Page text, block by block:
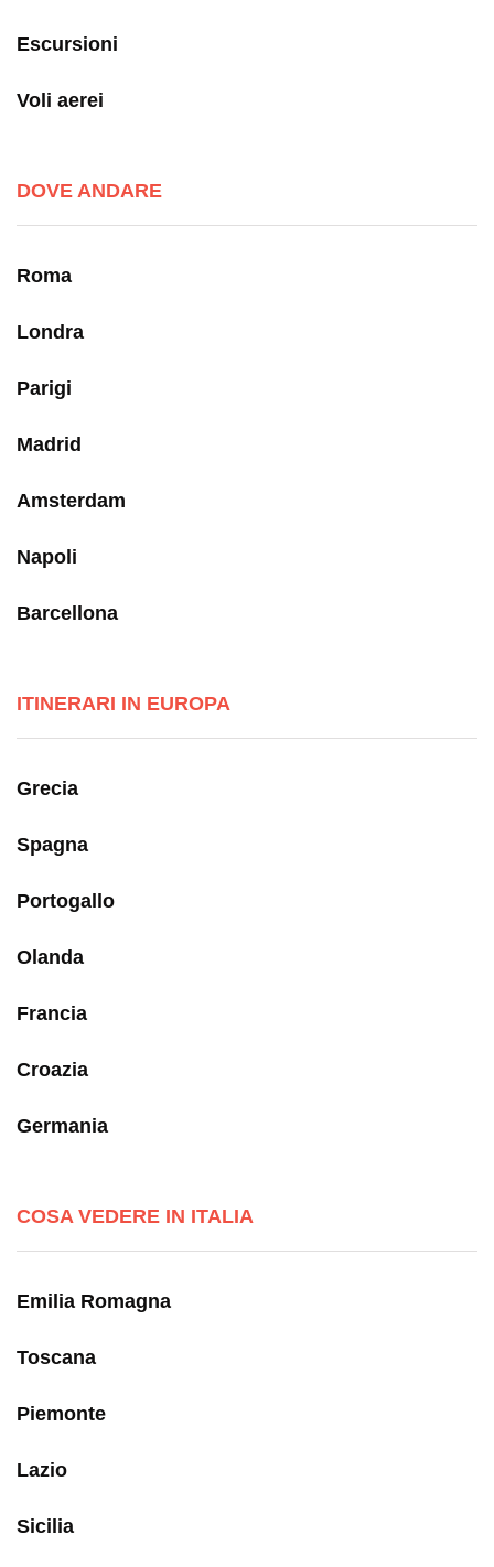
Escursioni
Voli aerei
DOVE ANDARE
Roma
Londra
Parigi
Madrid
Amsterdam
Napoli
Barcellona
ITINERARI IN EUROPA
Grecia
Spagna
Portogallo
Olanda
Francia
Croazia
Germania
COSA VEDERE IN ITALIA
Emilia Romagna
Toscana
Piemonte
Lazio
Sicilia